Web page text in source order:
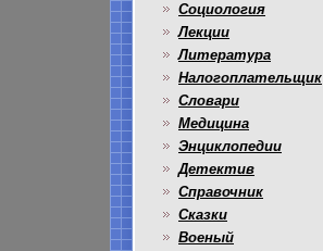
Социология
Лекции
Литература
Налогоплательщик
Словари
Медицина
Энциклопедии
Детектив
Справочник
Сказки
Военый